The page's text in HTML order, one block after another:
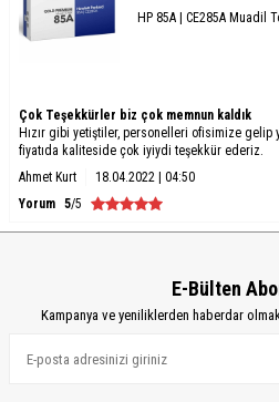
HP 85A | CE285A Muadil
Çok Teşekkürler biz çok memnun kaldık
Hızır gibi yetiştiler, personelleri ofisimize
fiyatıda kaliteside çok iyiydi teşekkür ederiz.
Ahmet Kurt
18.04.2022 | 04:50
Yorum 5/5
E-Bülten
Kampanya ve yeniliklerden haberdar